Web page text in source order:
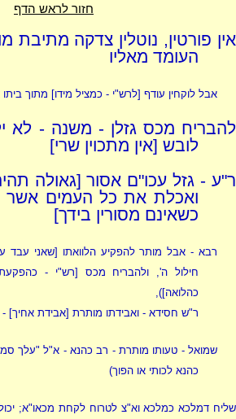
חזור לראש הדף
אין פורטין, נוטלין צדקה מתיבת
העומד מאליו
אבל לוקחין עודף [לרש"י - כמציל מידו] מתוך ביתו
להבריח מכס גזלן - משנה - לא
לובש [אין מתכוין שרי]
ר"ע - גזל עכו"ם אסור [גאולה
ואכלת את כל העמים אשר
כשאינם מסורין בידך]
רבא - אבל מותר להפקיע הלוואתו [שאני עבד
חילול ה', ולהבריח מכס [רש"י -
כהלואה]),
ר"ש חסידא - ואבידתו מותרת [אבידת אחיך] -
שמואל - טעותו מותרת - רב כהנא - א"ל "עלך
כהנא לכותי או הפוך)
שליח דמלכא כמלכא וא"צ לטרוח לקחת מכאו"א;